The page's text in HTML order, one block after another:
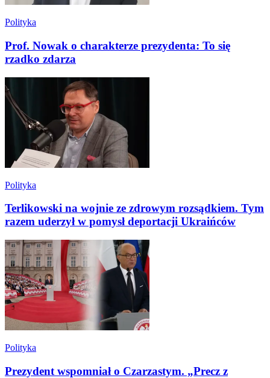
Polityka
Prof. Nowak o charakterze prezydenta: To się
rzadko zdarza
Polityka
Terlikowski na wojnie ze zdrowym rozsądkiem. Tym
razem uderzył w pomysł deportacji Ukraińców
Polityka
Prezydent wspomniał o Czarzastym. „Precz z